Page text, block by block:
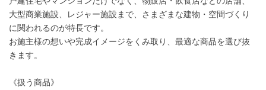
大型商業施設、レジャー施設まで、さまざまな建物・空間づくり
に関われるのが特長です。
お施主様の想いや完成イメージをくみ取り、最適な商品を選び抜
きます。
《扱う商品》